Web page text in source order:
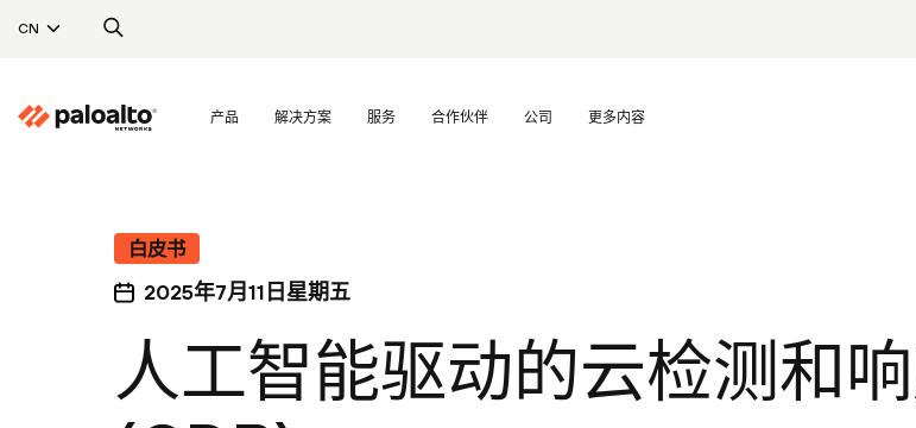
CN
产品 解决方案 服务 合作伙伴 公司 更多内容
白皮书
2025年7月11日星期五
人工智能驱动的云检测和